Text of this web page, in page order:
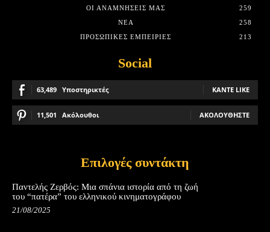
ΟΙ ΑΝΑΜΝΉΣΕΙΣ ΜΑΣ
259
ΝΈΑ
258
ΠΡΟΣΩΠΙΚΈΣ ΕΜΠΕΙΡΊΕΣ
213
Social
63,489 Υποστηρικτές ΚΆΝΤΕ LIKE
11,501 Ακόλουθοι ΑΚΟΛΟΥΘΉΣΤΕ
Επιλογές συντάκτη
Παντελής Ζερβός: Μια σπάνια ιστορία από τη ζωή
του “πατέρα” του ελληνικού κινηματογράφου
21/08/2025